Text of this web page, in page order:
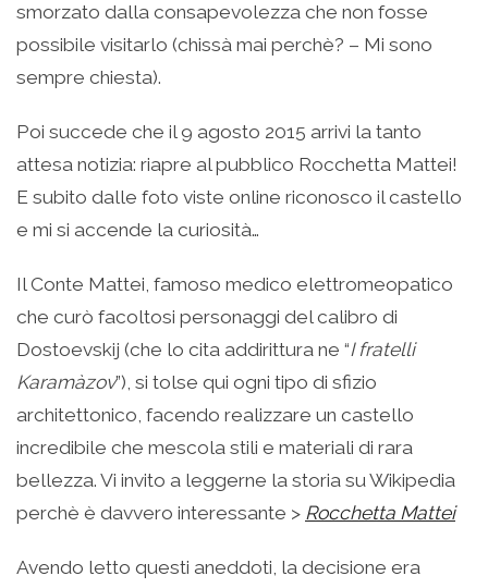
smorzato dalla consapevolezza che non fosse
possibile visitarlo (chissà mai perchè? – Mi sono
sempre chiesta).
Poi succede che il 9 agosto 2015 arrivi la tanto
attesa notizia: riapre al pubblico Rocchetta Mattei!
E subito dalle foto viste online riconosco il castello
e mi si accende la curiosità…
Il Conte Mattei, famoso medico elettromeopatico
che curò facoltosi personaggi del calibro di
Dostoevskij (che lo cita addirittura ne “I fratelli
Karamàzov”), si tolse qui ogni tipo di sfizio
architettonico, facendo realizzare un castello
incredibile che mescola stili e materiali di rara
bellezza. Vi invito a leggerne la storia su Wikipedia
perchè è davvero interessante > Rocchetta Mattei
Avendo letto questi aneddoti, la decisione era